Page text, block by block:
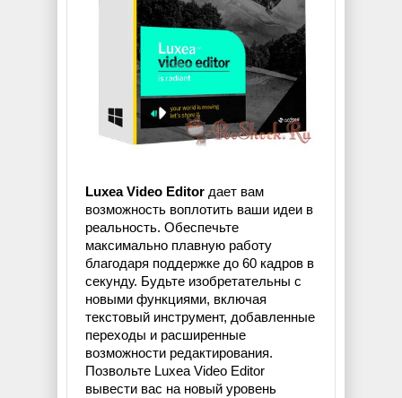
Luxea Video Editor дает вам
возможность воплотить ваши идеи в
реальность. Обеспечьте
максимально плавную работу
благодаря поддержке до 60 кадров в
секунду. Будьте изобретательны с
новыми функциями, включая
текстовый инструмент, добавленные
переходы и расширенные
возможности редактирования.
Позвольте Luxea Video Editor
вывести вас на новый уровень